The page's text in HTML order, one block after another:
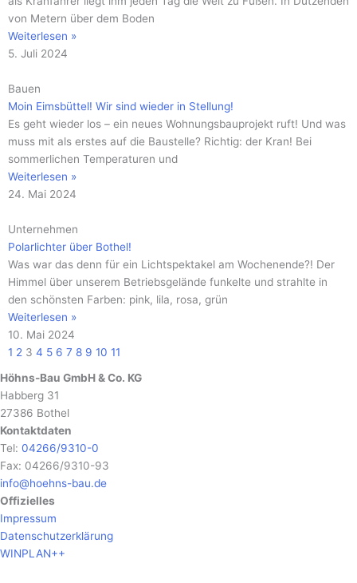
von Metern über dem Boden
Weiterlesen »
5. Juli 2024
Bauen
Moin Eimsbüttel! Wir sind wieder in Stellung!
Es geht wieder los – ein neues Wohnungsbauprojekt ruft! Und was
muss mit als erstes auf die Baustelle? Richtig: der Kran! Bei
sommerlichen Temperaturen und
Weiterlesen »
24. Mai 2024
Unternehmen
Polarlichter über Bothel!
Was war das denn für ein Lichtspektakel am Wochenende?! Der
Himmel über unserem Betriebsgelände funkelte und strahlte in
den schönsten Farben: pink, lila, rosa, grün
Weiterlesen »
10. Mai 2024
1 2 3 4 5 6 7 8 9 10 11
Höhns-Bau GmbH & Co. KG
Habberg 31
27386 Bothel
Kontaktdaten
Tel: 04266/9310-0
Fax: 04266/9310-93
info@hoehns-bau.de
Offizielles
Impressum
Datenschutzerklärung
WINPLAN++